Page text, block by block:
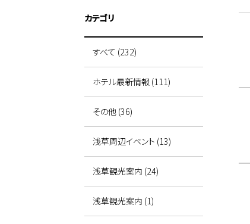
カテゴリ
すべて (232)
ホテル最新情報 (111)
その他 (36)
浅草周辺イベント (13)
浅草観光案内 (24)
浅草観光案内 (1)